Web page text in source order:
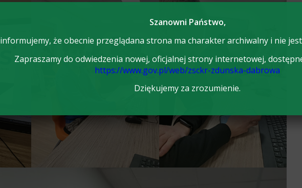
Szanowni Państwo,
informujemy, że obecnie przeglądana strona ma charakter archiwalny i nie
Zapraszamy do odwiedzenia nowej, oficjalnej strony internetowej,
https://www.gov.pl/web/zsckr-zdunska-dabrowa
Dziękujemy za zrozumienie.